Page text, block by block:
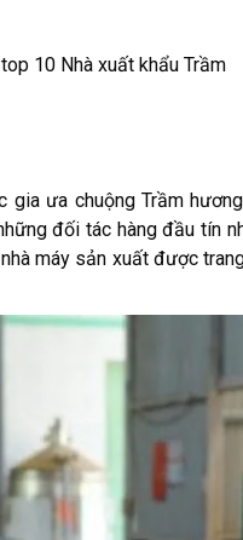
10 Nhà xuất khẩu Trầm
ưa chuộng Trầm
đối tác hàng đầu tín
máy sản xuất được